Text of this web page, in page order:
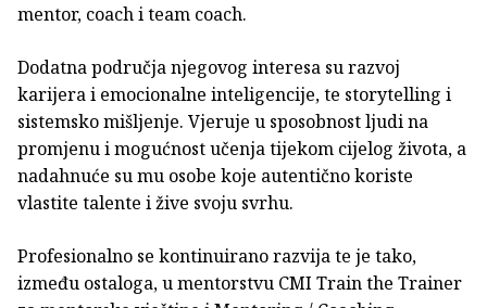
mentor, coach i team coach.
Dodatna područja njegovog interesa su razvoj
karijera i emocionalne inteligencije, te storytelling i
sistemsko mišljenje. Vjeruje u sposobnost ljudi na
promjenu i mogućnost učenja tijekom cijelog života, a
nadahnuće su mu osobe koje autentično koriste
vlastite talente i žive svoju svrhu.
Profesionalno se kontinuirano razvija te je tako,
između ostaloga, u mentorstvu CMI Train the Trainer